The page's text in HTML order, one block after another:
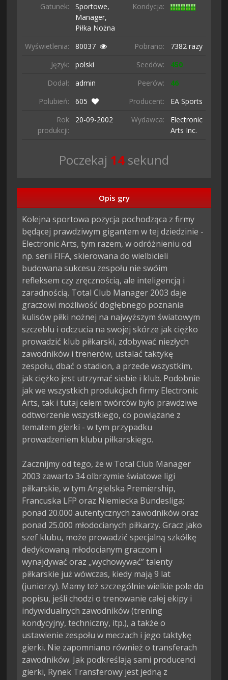
Gatunek:
Sportowe,
Manager,
Piłka Nożna
Kondycja:
Wyświetlenia: 80037 Pobrano:
7382 razy
Język:
polski Seedów:
450
Dodał:
admin Peerów:
46
Polubień:
605 Producent:
EA Sports
Rok
produkcji:
20-09-2002 Wydawca:
Electronic
Arts Inc.
Poczekaj 13 sekund
Opis gry
Kolejna sportowa pozycja pochodząca z firmy
będącej prawdziwym gigantem w tej dziedzinie -
Electronic Arts, tym razem, w odróżnieniu od
np. serii FIFA, skierowana do wielbicieli
budowana sukcesu zespołu nie swóim
refleksem czy zręcznością, ale inteligencją i
zaradnością. Total Club Manager 2003 daje
graczowi możliwość dogłębnego poznania
kulisów piłki nożnej na najwyższym światowym
szczeblu i odczucia na swojej skórze jak ciężko
prowadzić klub piłkarski, zdobywać niezłych
zawodników i trenerów, ustalać taktykę
zespołu, dbać o stadion, a przede wszystkim,
jak ciężko jest utrzymać siebie i klub. Podobnie
jak we wszystkich produkcjach firmy Electronic
Arts, tak i tutaj celem twórców było prawdziwe
odtworzenie wszystkiego, co powiązane z
tematem gierki - w tym przypadku
prowadzeniem klubu piłkarskiego.
Zacznijmy od tego, że w Total Club Manager
2003 zawarto 34 olbrzymie światowe ligi
piłkarskie, w tym Angielska Premiership,
Francuska LFP oraz Niemiecka Bundesliga;
ponad 20.000 autentycznych zawodników oraz
ponad 25.000 młodocianych piłkarzy. Gracz jako
szef klubu, może prowadzić specjalną szkółkę
dedykowaną młodocianym graczom i
wynajdywać oraz „wychowywać” talenty
piłkarskie już wówczas, kiedy mają 9 lat
(juniorzy). Mamy też szczególnie wielkie pole do
popisu, jeśli chodzi o trenowanie całej ekipy i
indywidualnych zawodników (trening
kondycyjny, techniczny, itp.), a także o
ustawienie zespołu w meczach i jego taktykę
gierki. Nie zapomniano również o transferach
zawodników. Jak podkreślają sami producenci
gierki, Rynek Transferowy jest jedną z